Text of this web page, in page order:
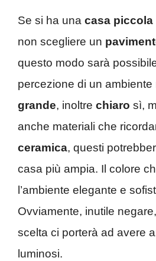
Se si ha una casa piccola
non scegliere un
questo modo sarà
percezione di un ambiente
grande, inoltre chiaro sì,
anche materiali che
ceramica, questi
casa più ampia. Il colore
l’ambiente elegante e
Ovviamente, inutile
scelta ci porterà ad avere
luminosi.